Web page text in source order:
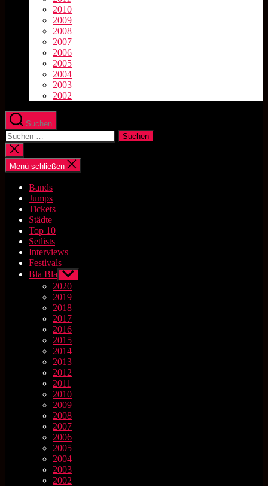
2010
2009
2008
2007
2006
2005
2004
2003
2002
Suchen
Suchen
nach:
Suche
schließen
Menü schließen
Bands
Jumps
Tickets
Städte
Top 10
Setlists
Interviews
Festivals
Bla Bla Untermenü
anzeigen
2020
2019
2018
2017
2016
2015
2014
2013
2012
2011
2010
2009
2008
2007
2006
2005
2004
2003
2002